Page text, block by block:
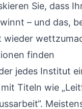
Sie, dass
– und das,
finden
jedes Institut
Titeln wie